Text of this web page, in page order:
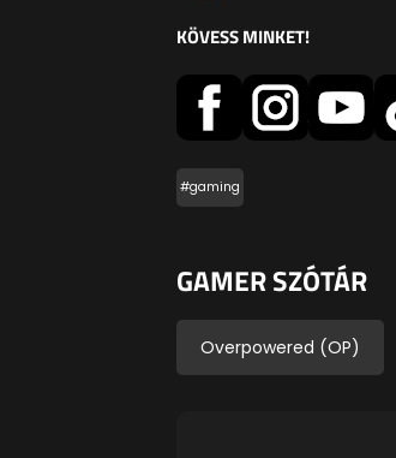
KÖVESS MINKET!
#gaming
GAMER SZÓTÁR
Overpowered (OP)